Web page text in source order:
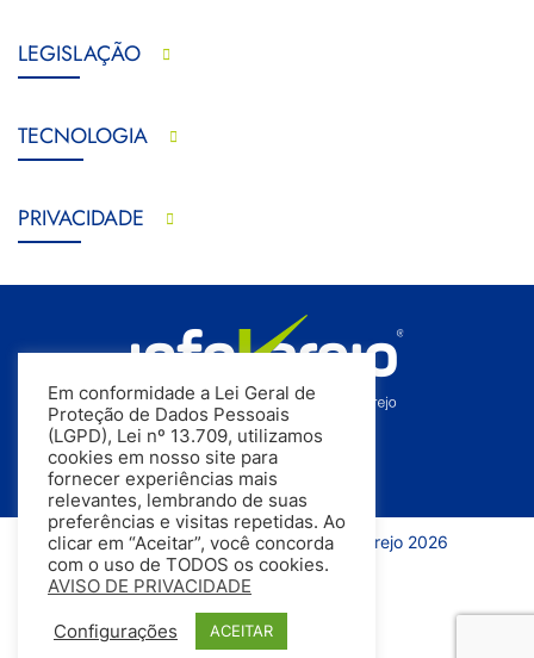
LEGISLAÇÃO
TECNOLOGIA
PRIVACIDADE
Todos os direitos reservados | InfoVarejo 2026
Em conformidade a Lei Geral de
Proteção de Dados Pessoais
(LGPD), Lei nº 13.709, utilizamos
cookies em nosso site para
fornecer experiências mais
relevantes, lembrando de suas
preferências e visitas repetidas. Ao
clicar em “Aceitar”, você concorda
com o uso de TODOS os cookies.
AVISO DE PRIVACIDADE
Configurações ACEITAR